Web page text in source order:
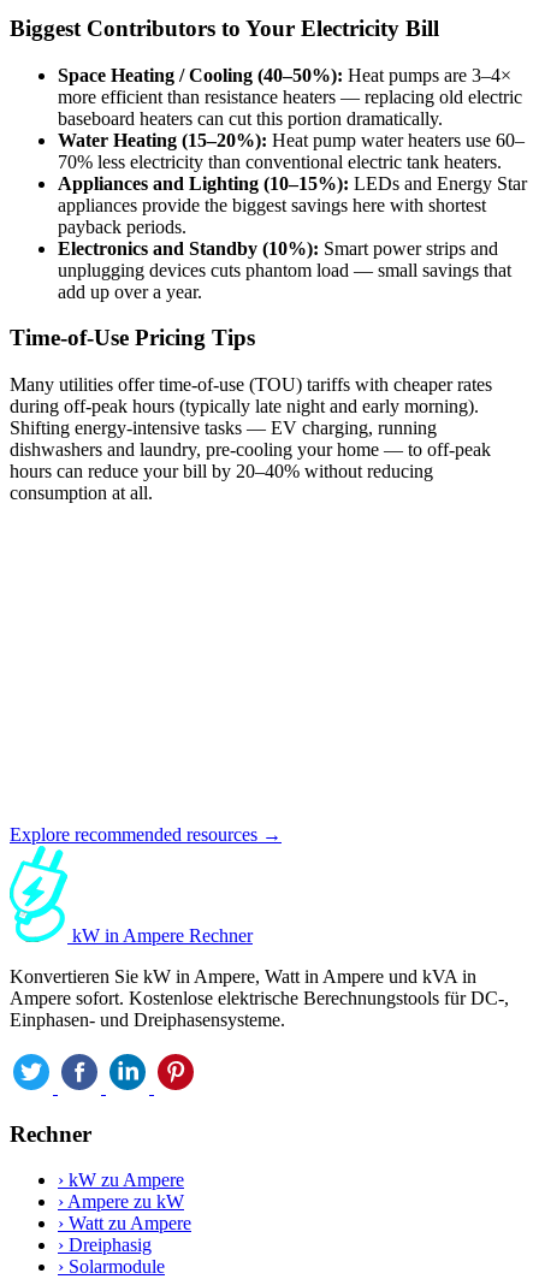
Biggest Contributors to Your Electricity Bill
Space Heating / Cooling (40–50%): Heat pumps are 3–4×
more efficient than resistance heaters — replacing old electric
baseboard heaters can cut this portion dramatically.
Water Heating (15–20%): Heat pump water heaters use 60–
70% less electricity than conventional electric tank heaters.
Appliances and Lighting (10–15%): LEDs and Energy Star
appliances provide the biggest savings here with shortest
payback periods.
Electronics and Standby (10%): Smart power strips and
unplugging devices cuts phantom load — small savings that
add up over a year.
Time-of-Use Pricing Tips
Many utilities offer time-of-use (TOU) tariffs with cheaper rates
during off-peak hours (typically late night and early morning).
Shifting energy-intensive tasks — EV charging, running
dishwashers and laundry, pre-cooling your home — to off-peak
hours can reduce your bill by 20–40% without reducing
consumption at all.
Explore recommended resources →
kW in Ampere Rechner
Konvertieren Sie kW in Ampere, Watt in Ampere und kVA in
Ampere sofort. Kostenlose elektrische Berechnungstools für DC-,
Einphasen- und Dreiphasensysteme.
Rechner
› kW zu Ampere
›Ampere zu kW
› Watt zu Ampere
› Dreiphasig
› Solarmodule